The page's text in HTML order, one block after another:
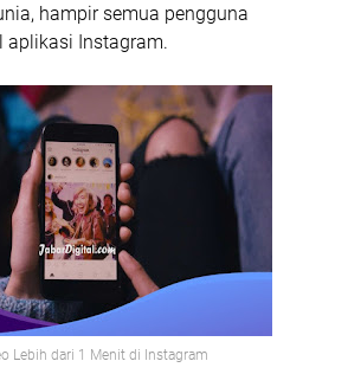
hampir semua pengguna
aplikasi Instagram.
Lebih dari 1 Menit di Instagram